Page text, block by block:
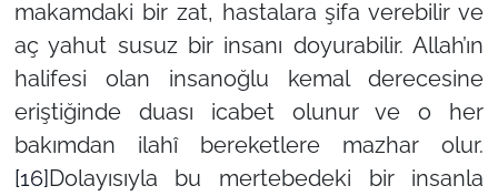
makamdaki bir zat, hastalara şifa verebilir ve
aç yahut susuz bir insanı doyurabilir. Allah’ın
halifesi olan insanoğlu kemal derecesine
eriştiğinde duası icabet olunur ve o her
bakımdan ilahî bereketlere mazhar olur.
[16]Dolayısıyla bu mertebedeki bir insanla